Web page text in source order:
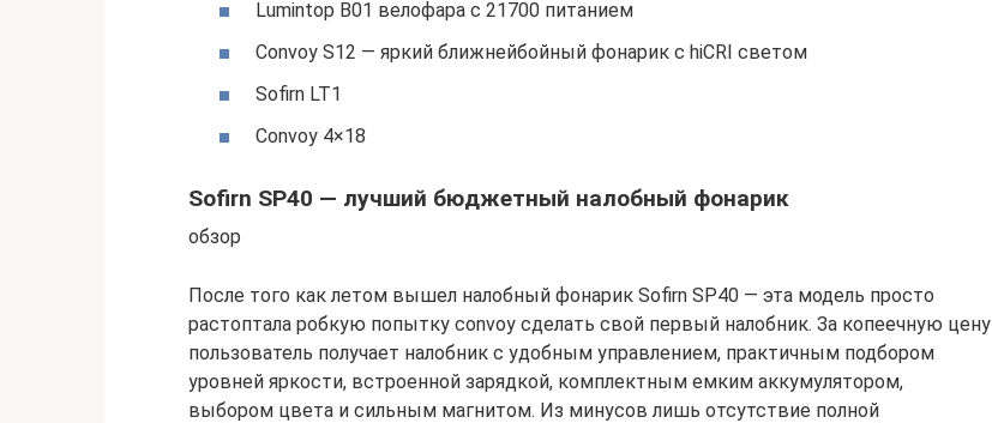
Lumintop B01 велофара с 21700 питанием
Convoy S12 — яркий ближнейбойный фонарик с hiCRI светом
Sofirn LT1
Convoy 4×18
Sofirn SP40 — лучший бюджетный налобный фонарик
обзор
После того как летом вышел налобный фонарик Sofirn SP40 — эта модель просто
растоптала робкую попытку convoy сделать свой первый налобник. За копеечную цену
пользователь получает налобник с удобным управлением, практичным подбором
уровней яркости, встроенной зарядкой, комплектным емким аккумулятором,
выбором цвета и сильным магнитом. Из минусов лишь отсутствие полной